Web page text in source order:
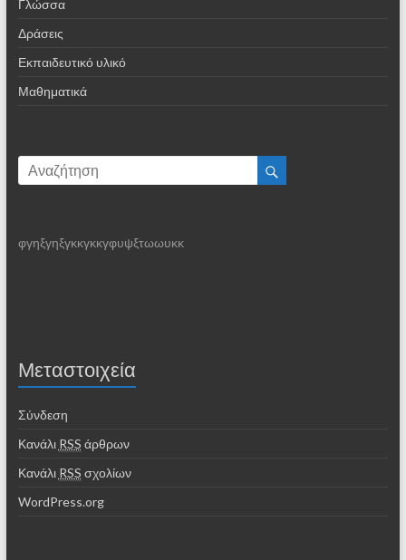
Γλώσσα
Δράσεις
Εκπαιδευτικό υλικό
Μαθηματικά
φγηξγηξγκκγκκγφυψξτωωυκκ
Μεταστοιχεία
Σύνδεση
Κανάλι RSS άρθρων
Κανάλι RSS σχολίων
WordPress.org